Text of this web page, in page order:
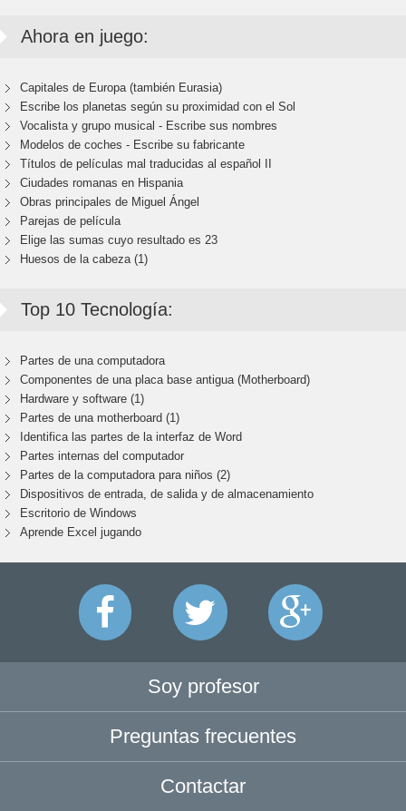
Ahora en juego:
Capitales de Europa (también Eurasia)
Escribe los planetas según su proximidad con el Sol
Vocalista y grupo musical - Escribe sus nombres
Modelos de coches - Escribe su fabricante
Títulos de películas mal traducidas al español II
Ciudades romanas en Hispania
Obras principales de Miguel Ángel
Parejas de película
Elige las sumas cuyo resultado es 23
Huesos de la cabeza (1)
Top 10 Tecnología:
Partes de una computadora
Componentes de una placa base antigua (Motherboard)
Hardware y software (1)
Partes de una motherboard (1)
Identifica las partes de la interfaz de Word
Partes internas del computador
Partes de la computadora para niños (2)
Dispositivos de entrada, de salida y de almacenamiento
Escritorio de Windows
Aprende Excel jugando
Soy profesor
Preguntas frecuentes
Contactar